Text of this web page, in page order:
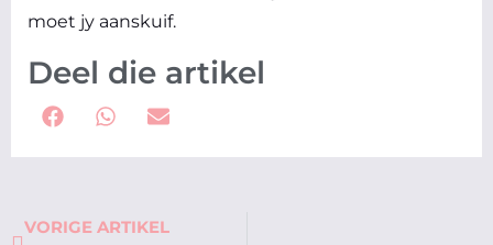
moet jy aanskuif.
Deel die artikel
Prev
VORIGE ARTIKEL